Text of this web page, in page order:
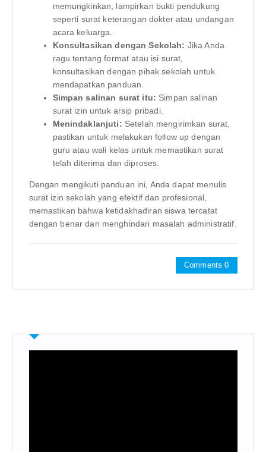
memungkinkan, lampirkan bukti pendukung
seperti surat keterangan dokter atau undangan
acara keluarga.
Konsultasikan dengan Sekolah: Jika Anda
ragu tentang format atau isi surat,
konsultasikan dengan pihak sekolah untuk
mendapatkan panduan.
Simpan salinan surat itu: Simpan salinan
surat izin untuk arsip pribadi.
Menindaklanjuti: Setelah mengirimkan surat,
pastikan untuk melakukan follow up dengan
guru atau wali kelas untuk memastikan surat
telah diterima dan diproses.
Dengan mengikuti panduan ini, Anda dapat menulis
surat izin sekolah yang efektif dan profesional,
memastikan bahwa ketidakhadiran siswa tercatat
dengan benar dan menghindari masalah administratif.
Comments 0